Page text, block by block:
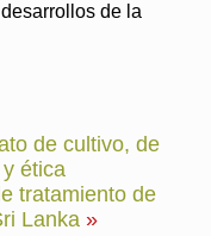
de la
de cultivo, de
ética
tratamiento de
Lanka»